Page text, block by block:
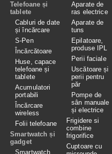
Telefoane și
tablete
Cabluri de date
și încărcare
S-Pen
Încărcătoare
Huse, capace
telefoane și
tablete
Acumulatori
portabili
Încărcare
wireless
Folii telefoane
Smartwatch și
gadget
Smartwatch
Aparate de
ras electrice
Aparate de
tuns
Epilatoare,
produse IPL
Perii faciale
Uscătoare și
perii pentru
păr
Pompe de
sân manuale
și electrice
Frigidere si
combine
frigorifice
Cuptoare cu